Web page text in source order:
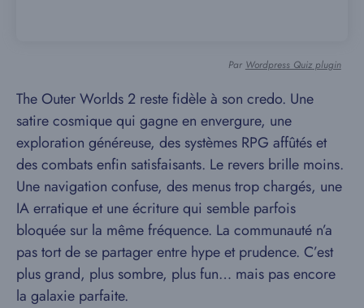
Par Wordpress Quiz plugin
The Outer Worlds 2 reste fidèle à son credo. Une
satire cosmique qui gagne en envergure, une
exploration généreuse, des systèmes RPG affûtés et
des combats enfin satisfaisants. Le revers brille moins.
Une navigation confuse, des menus trop chargés, une
IA erratique et une écriture qui semble parfois
bloquée sur la même fréquence. La communauté n’a
pas tort de se partager entre hype et prudence. C’est
plus grand, plus sombre, plus fun… mais pas encore
la galaxie parfaite.